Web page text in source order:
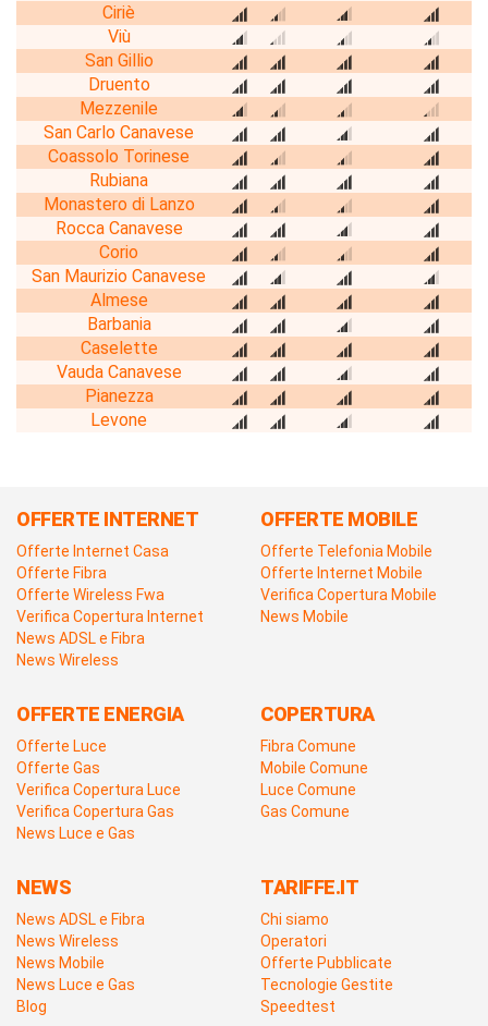
Ciriè
Viù
San Gillio
Druento
Mezzenile
San Carlo Canavese
Coassolo Torinese
Rubiana
Monastero di Lanzo
Rocca Canavese
Corio
San Maurizio Canavese
Almese
Barbania
Caselette
Vauda Canavese
Pianezza
Levone
OFFERTE INTERNET
Offerte Internet Casa
Offerte Fibra
Offerte Wireless Fwa
Verifica Copertura Internet
News ADSL e Fibra
News Wireless
OFFERTE MOBILE
Offerte Telefonia Mobile
Offerte Internet Mobile
Verifica Copertura Mobile
News Mobile
OFFERTE ENERGIA
Offerte Luce
Offerte Gas
Verifica Copertura Luce
Verifica Copertura Gas
News Luce e Gas
COPERTURA
Fibra Comune
Mobile Comune
Luce Comune
Gas Comune
NEWS
News ADSL e Fibra
News Wireless
News Mobile
News Luce e Gas
Blog
TARIFFE.IT
Chi siamo
Operatori
Offerte Pubblicate
Tecnologie Gestite
Speedtest